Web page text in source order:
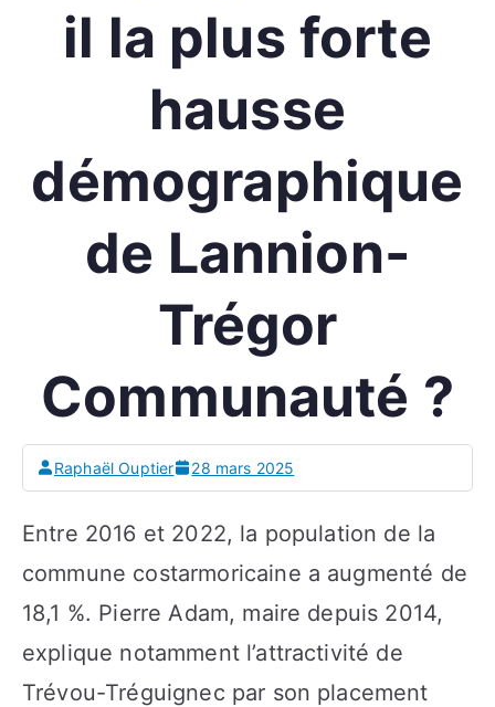
il la plus forte
hausse
démographique
de Lannion-
Trégor
Communauté ?
Raphaël Ouptier 28 mars 2025
Entre 2016 et 2022, la population de la
commune costarmoricaine a augmenté de
18,1 %. Pierre Adam, maire depuis 2014,
explique notamment l’attractivité de
Trévou-Tréguignec par son placement